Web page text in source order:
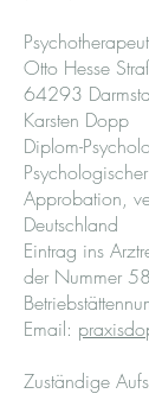
Otto Hesse
64293
Karsten Dopp
Diplom-
Approbation,
Deutschland
Eintrag ins
der Nummer
Email:
Zuständige